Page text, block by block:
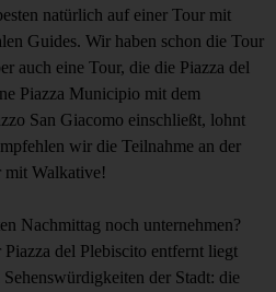
natürlich auf einer Tour mit
Guides. Wir haben schon die Tour
auch eine Tour, die die Piazza del
Piazza Municipio mit dem
San Giacomo einschließt, lohnt
wir die Teilnahme an der
mit Walkative!
Nachmittag noch unternehmen?
del Plebiscito entfernt liegt
der Stadt: die